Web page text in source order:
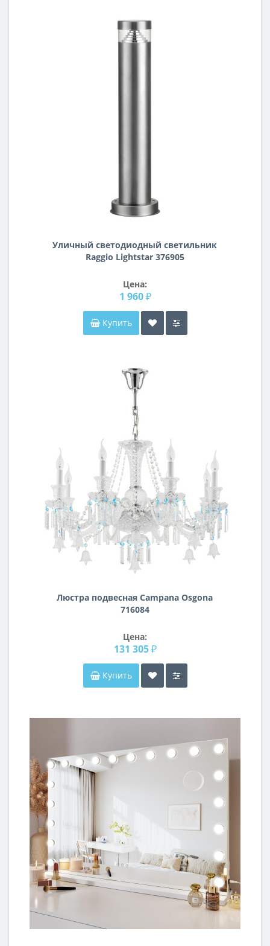
Уличный светодиодный cветильник
Raggio Lightstar 376905
Цена:
1 960 ₽
Купить
Люстра подвесная Campana Osgona
716084
Цена:
131 305 ₽
Купить